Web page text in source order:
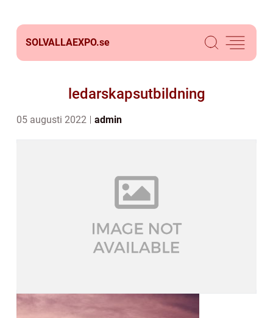
SOLVALLAEXPO.se
ledarskapsutbildning
05 augusti 2022 admin